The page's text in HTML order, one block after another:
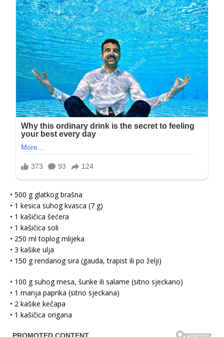
• 500 g glatkog brašna
• 1 kesica suhog kvasca (7 g)
• 1 kašičica šećera
• 1 kašičica soli
• 250 ml toplog mlijeka
• 3 kašike ulja
• 150 g rendanog sira (gauda, trapist ili po želji)
• 100 g suhog mesa, šunke ili salame (sitno sjeckano)
• 1 manja paprika (sitno sjeckana)
• 2 kašike kečapa
• 1 kašičica origana